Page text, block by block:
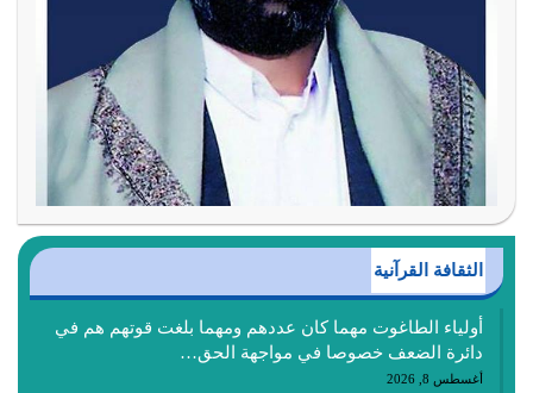
الثقافة القرآنية
أولياء الطاغوت مهما كان عددهم ومهما بلغت قوتهم هم في
دائرة الضعف خصوصا في مواجهة الحق…
أغسطس 8, 2026